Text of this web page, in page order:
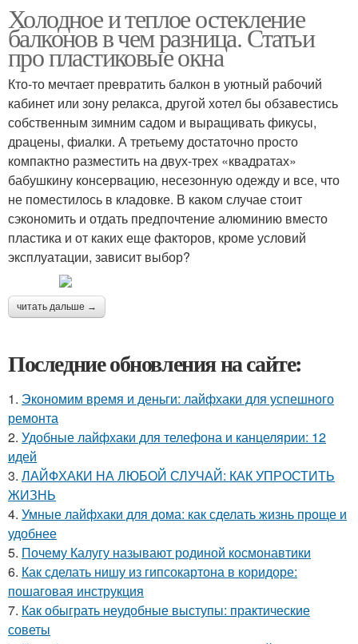
Холодное и теплое остекление
балконов в чем разница. Статьи
про пластиковые окна
Кто-то мечтает превратить балкон в уютный рабочий
кабинет или зону релакса, другой хотел бы обзавестись
собственным зимним садом и выращивать фикусы,
драцены, фиалки. А третьему достаточно просто
компактно разместить на двух-трех «квадратах»
бабушкину консервацию, несезонную одежду и все, что
не поместилось в кладовке. В каком случае стоит
сэкономить и отдать предпочтение алюминию вместо
пластика и от каких еще факторов, кроме условий
эксплуатации, зависит выбор?
читать дальше →
Последние обновления на сайте:
1. Экономим время и деньги: лайфхаки для успешного
ремонта
2. Удобные лайфхаки для телефона и канцелярии: 12
идей
3. ЛАЙФХАКИ НА ЛЮБОЙ СЛУЧАЙ: КАК УПРОСТИТЬ
ЖИЗНЬ
4. Умные лайфхаки для дома: как сделать жизнь проще и
удобнее
5. Почему Калугу называют родиной космонавтики
6. Как сделать нишу из гипсокартона в коридоре:
пошаговая инструкция
7. Как обыграть неудобные выступы: практические
советы